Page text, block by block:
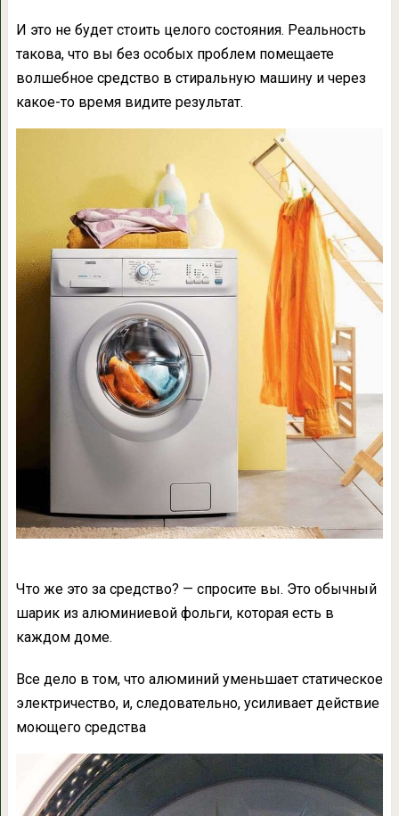
И это не будет стоить целого состояния. Реальность
такова, что вы без особых проблем помещаете
волшебное средство в стиральную машину и через
какое-то время видите результат.
Что же это за средство? — спросите вы. Это обычный
шарик из алюминиевой фольги, которая есть в
каждом доме.
Все дело в том, что алюминий уменьшает статическое
электричество, и, следовательно, усиливает действие
моющего средства